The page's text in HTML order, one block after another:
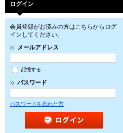
ログイン
会員登録がお済みの方はこちらからログ
インしてください。
メールアドレス
記憶する
パスワード
パスワードを忘れた方